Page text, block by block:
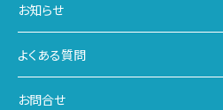
お知らせ
よくある質問
お問合せ